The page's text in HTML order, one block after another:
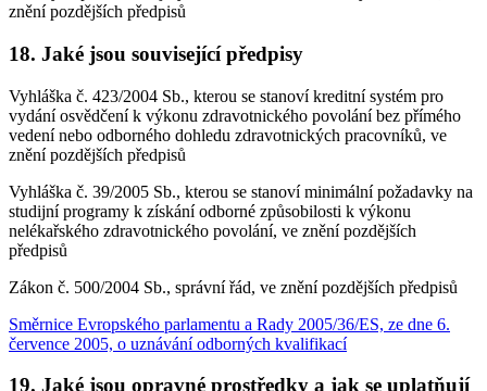
znění pozdějších předpisů
18. Jaké jsou související předpisy
Vyhláška č. 423/2004 Sb., kterou se stanoví kreditní systém pro
vydání osvědčení k výkonu zdravotnického povolání bez přímého
vedení nebo odborného dohledu zdravotnických pracovníků, ve
znění pozdějších předpisů
Vyhláška č. 39/2005 Sb., kterou se stanoví minimální požadavky na
studijní programy k získání odborné způsobilosti k výkonu
nelékařského zdravotnického povolání, ve znění pozdějších
předpisů
Zákon č. 500/2004 Sb., správní řád, ve znění pozdějších předpisů
Směrnice Evropského parlamentu a Rady 2005/36/ES, ze dne 6.
července 2005, o uznávání odborných kvalifikací
19. Jaké jsou opravné prostředky a jak se uplatňují